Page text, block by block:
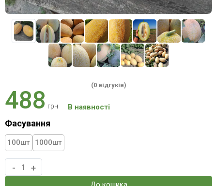
(0 відгуків)
488 грн В наявності
Фасування
100шт 1000шт
- +